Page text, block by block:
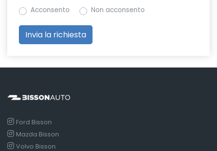
Acconsento Non acconsento
Ford Bisson
Mazda Bisson
Volvo Bisson